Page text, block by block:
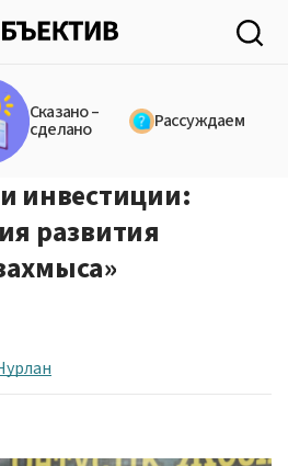
Сказано –
сделано Рассуждаем
инвестиции:
развития